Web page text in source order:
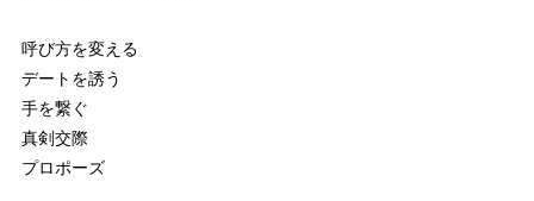
呼び方を変える
デートを誘う
手を繋ぐ
真剣交際
プロポーズ